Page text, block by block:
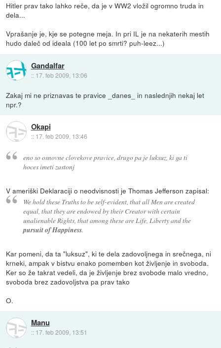
Hitler prav tako lahko reče, da je v WW2 vložil ogromno truda in
dela...
Vprašanje je, kje se potegne meja. In pri IL je na nekaterih mestih
hudo daleč od ideala (100 let po smrti? puh-leez...)
Gandalfar
:: 17. feb 2009, 13:06
Zakaj mi ne priznavas te pravice _danes_ in naslednjih nekaj let
npr.?
Okapi
:: 17. feb 2009, 13:46
eno so osnovne clovekove pravice, drugo pa je luksuz, ki ga ti
hoces imeti zastonj
V ameriški Deklaraciji o neodvisnosti je Thomas Jefferson zapisal:
We hold these Truths to be self-evident, that all Men are created
equal, that they are endowed by their Creator with certain
unalienable Rights, that among these are Life, Liberty and the
pursuit of Happiness.
Kar pomeni, da ta "luksuz", ki te dela zadovoljnega in srečnega, ni
krneki, ampak v bistvu enako pomemben kot življenje in svoboda.
Ker so že takrat vedeli, da je življenje brez svobode malo vredno,
svoboda brez zadovoljstva pa prav tako
O.
Manu
:: 17. feb 2009, 13:51